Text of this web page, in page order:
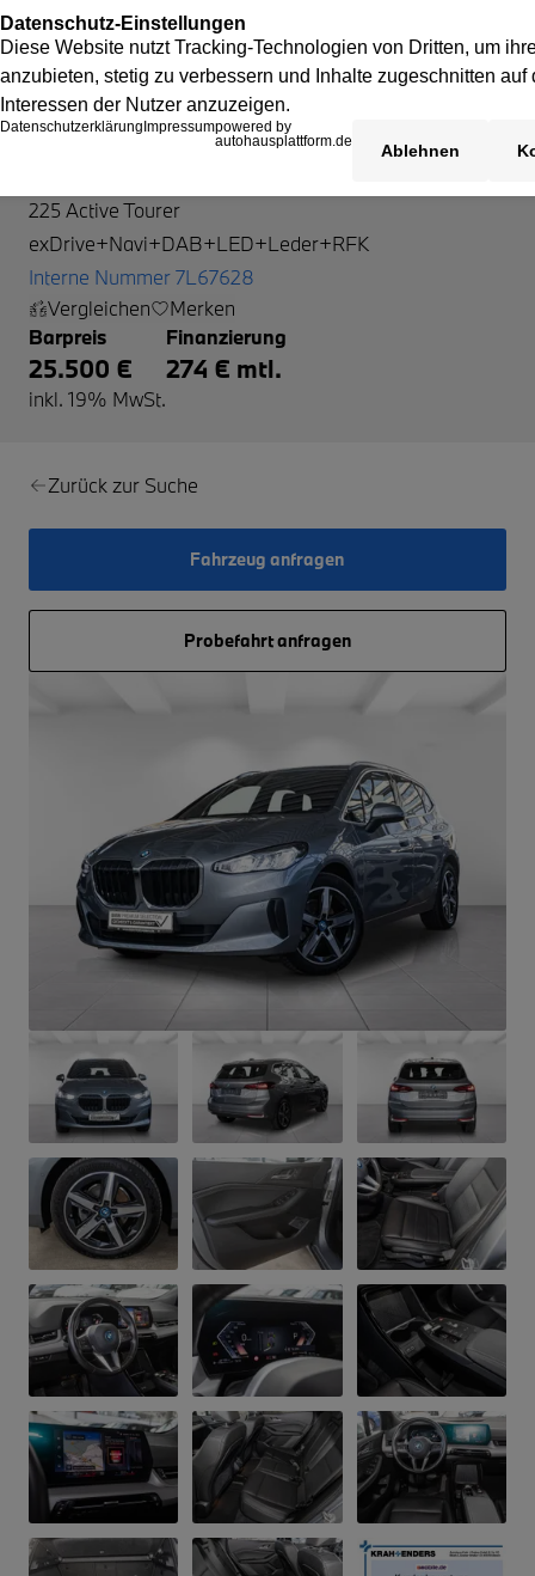
225 Active Tourer
exDrive+Navi+DAB+LED+Leder+RFK
Interne Nummer 7L67628
Vergleichen
Merken
Barpreis
25.500 €
inkl. 19% MwSt.
Finanzierung
274 € mtl.
Zurück zur Suche
Fahrzeug anfragen
Probefahrt anfragen